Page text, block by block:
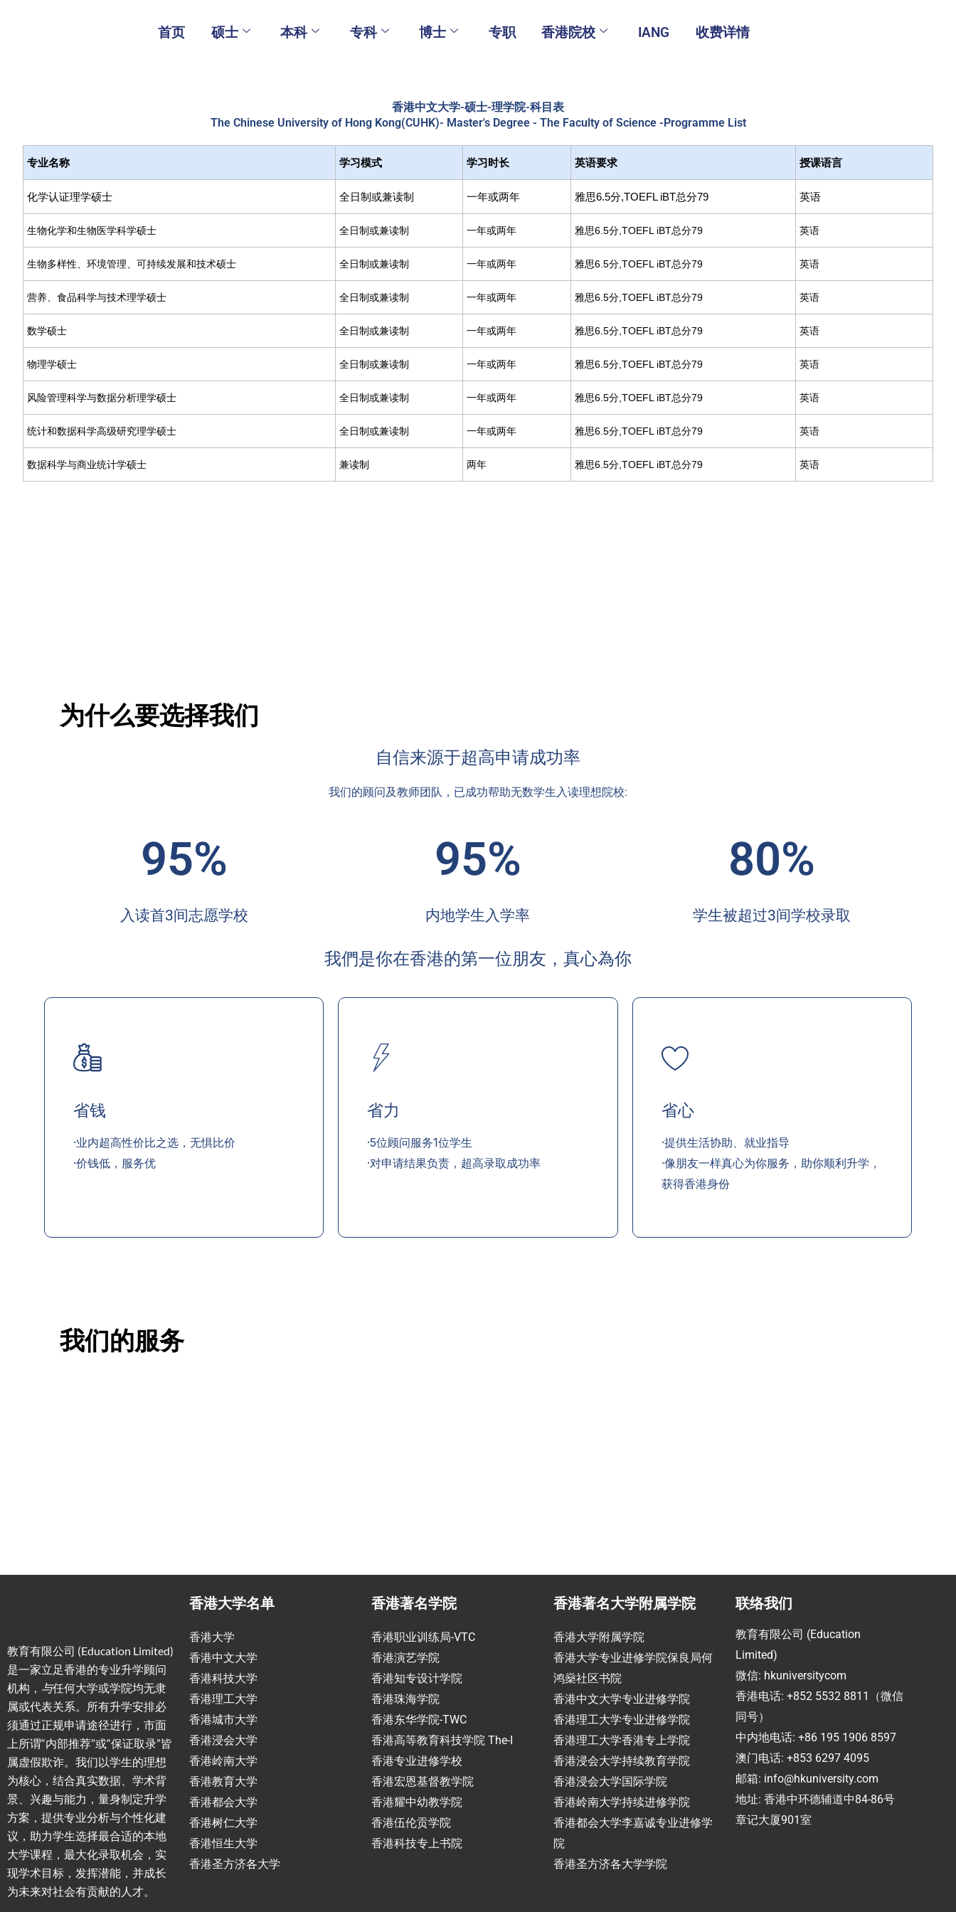
首页 硕士 本科 专科 博士 专职 香港院校 IANG 收费详情
香港中文大学-硕士-理学院-科目表
The Chinese University of Hong Kong(CUHK)- Master's Degree - The Faculty of Science -Programme List
专业名称 学习模式 学习时长 英语要求 授课语言
化学认证理学硕士 全日制或兼读制 一年或两年 雅思6.5分,TOEFL iBT总分79 英语
生物化学和生物医学科学硕士 全日制或兼读制 一年或两年 雅思6.5分,TOEFL iBT总分79 英语
生物多样性、环境管理、可持续发展和技术硕士 全日制或兼读制 一年或两年 雅思6.5分,TOEFL iBT总分79 英语
营养、食品科学与技术理学硕士 全日制或兼读制 一年或两年 雅思6.5分,TOEFL iBT总分79 英语
数学硕士 全日制或兼读制 一年或两年 雅思6.5分,TOEFL iBT总分79 英语
物理学硕士 全日制或兼读制 一年或两年 雅思6.5分,TOEFL iBT总分79 英语
风险管理科学与数据分析理学硕士 全日制或兼读制 一年或两年 雅思6.5分,TOEFL iBT总分79 英语
统计和数据科学高级研究理学硕士 全日制或兼读制 一年或两年 雅思6.5分,TOEFL iBT总分79 英语
数据科学与商业统计学硕士 兼读制 两年 雅思6.5分,TOEFL iBT总分79 英语
为什么要选择我们
自信来源于超高申请成功率
我们的顾问及教师团队，已成功帮助无数学生入读理想院校:
95%
入读首3间志愿学校
95%
内地学生入学率
80%
学生被超过3间学校录取
我們是你在香港的第一位朋友，真心為你
省钱
·业内超高性价比之选，无惧比价
·价钱低，服务优
省力
·5位顾问服务1位学生
·对申请结果负责，超高录取成功率
省心
·提供生活协助、就业指导
·像朋友一样真心为你服务，助你顺利升学，
获得香港身份
我们的服务
教育有限公司 (Education Limited)
是一家立足香港的专业升学顾问
机构， 与任何大学或学院均无隶
属或代表关系。所有升学安排必
须通过正规申请途径进行，市面
上所谓“内部推荐”或“保证取录”皆
属虚假欺诈。我们以学生的理想
为核心，结合真实数据、学术背
景、兴趣与能力，量身制定升学
方案，提供专业分析与个性化建
议，助力学生选择最合适的本地
大学课程，最大化录取机会，实
现学术目标，发挥潜能，并成长
为未来对社会有贡献的人才。
香港大学名单
香港大学
香港中文大学
香港科技大学
香港理工大学
香港城市大学
香港浸会大学
香港岭南大学
香港教育大学
香港都会大学
香港树仁大学
香港恒生大学
香港圣方济各大学
香港著名学院
香港职业训练局-VTC
香港演艺学院
香港知专设计学院
香港珠海学院
香港东华学院-TWC
香港高等教育科技学院 The-I
香港专业进修学校
香港宏恩基督教学院
香港耀中幼教学院
香港伍伦贡学院
香港科技专上书院
香港著名大学附属学院
香港大学附属学院
香港大学专业进修学院保良局何
鸿燊社区书院
香港中文大学专业进修学院
香港理工大学专业进修学院
香港理工大学香港专上学院
香港浸会大学持续教育学院
香港浸会大学国际学院
香港岭南大学持续进修学院
香港都会大学李嘉诚专业进修学
院
香港圣方济各大学学院
联络我们
教育有限公司 (Education
Limited)
微信: hkuniversitycom
香港电话: +852 5532 8811（微信
同号）
中内地电话: +86 195 1906 8597
澳门电话: +853 6297 4095
邮箱: info@hkuniversity.com
地址: 香港中环德辅道中84-86号
章记大厦901室